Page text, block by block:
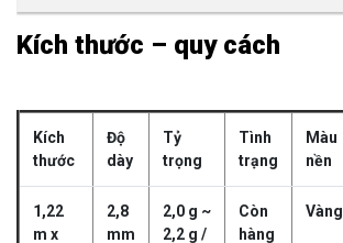
Kích thước – quy cách
Kích
thước
Độ
dày
Tỷ
trọng
Tình
trạng
Màu
nền
1,22
m x
2,8
mm
2,0 g ~
2,2 g /
Còn
hàng
Vàng